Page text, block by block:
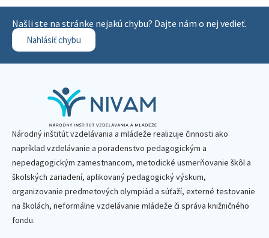
Našli ste na stránke nejakú chybu? Dajte nám o nej vedieť.
Nahlásiť chybu
Národný inštitút vzdelávania a mládeže realizuje činnosti ako
napríklad vzdelávanie a poradenstvo pedagogickým a
nepedagogickým zamestnancom, metodické usmerňovanie škôl a
školských zariadení, aplikovaný pedagogický výskum,
organizovanie predmetových olympiád a súťaží, externé testovanie
na školách, neformálne vzdelávanie mládeže či správa knižničného
fondu.